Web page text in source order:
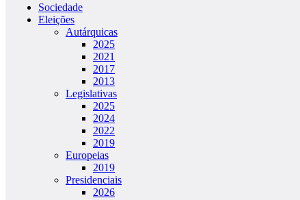
Sociedade
Eleições
Autárquicas
2025
2021
2017
2013
Legislativas
2025
2024
2022
2019
Europeias
2019
Presidenciais
2026